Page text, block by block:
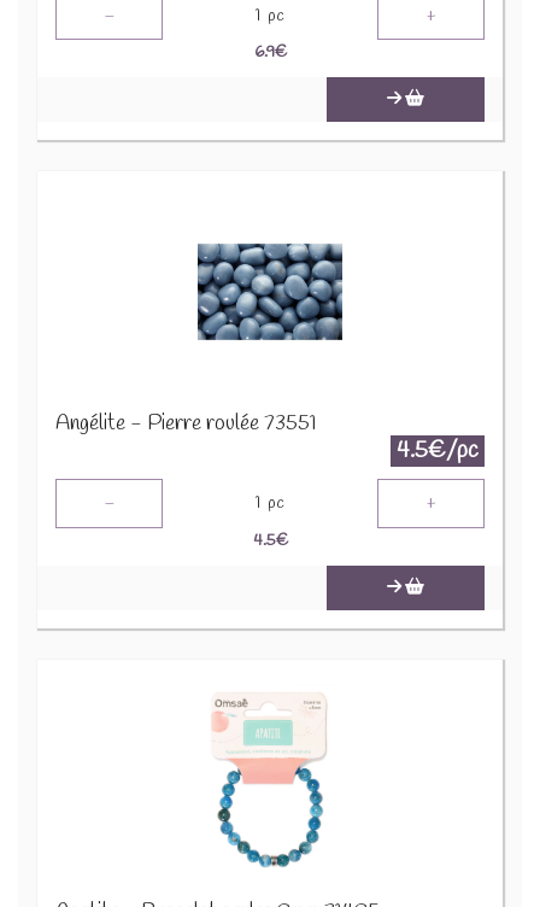
- 1 pc +
6.9€
Angélite - Pierre roulée 73551
4.5€/pc
- 1 pc +
4.5€